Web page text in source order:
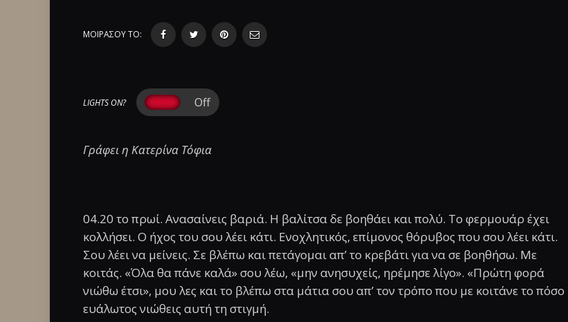
ΜΟΙΡΑΣΟΥ ΤΟ:
LIGHTS ON?
Γράφει η Κατερίνα Τόφια
04.20 το πρωί. Ανασαίνεις βαριά. Η βαλίτσα δε βοηθάει και πολύ. Το φερμουάρ έχει
κολλήσει. Ο ήχος του σου λέει κάτι. Ενοχλητικός, επίμονος θόρυβος που σου λέει κάτι.
Σου λέει να μείνεις. Σε βλέπω και πετάγομαι απ’ το κρεβάτι για να σε βοηθήσω. Με
κοιτάς. «Όλα θα πάνε καλά» σου λέω, «μην ανησυχείς, ηρέμησε λίγο». «Πρώτη φορά
νιώθω έτσι», μου λες και το βλέπω στα μάτια σου απ’ τον τρόπο που με κοιτάνε το πόσο
ευάλωτος νιώθεις αυτή τη στιγμή.